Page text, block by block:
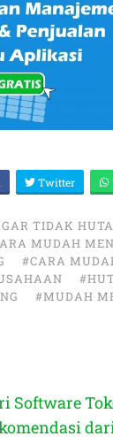
Twitter
TIDAK
MUDAH
#CARA
#MUDAH
Software